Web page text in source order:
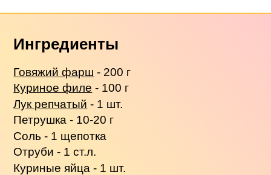
Ингредиенты
Говяжий фарш - 200 г
Куриное филе - 100 г
Лук репчатый - 1 шт.
Петрушка - 10-20 г
Соль - 1 щепотка
Отруби - 1 ст.л.
Куриные яйца - 1 шт.